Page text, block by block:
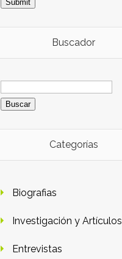
Buscador
Buscar:
Categorías
Biografias
Investigación y Artículos
Entrevistas